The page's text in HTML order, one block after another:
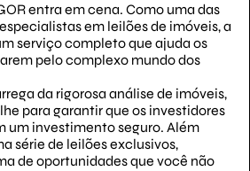
entra em cena. Como uma das
em leilões de imóveis, a
serviço completo que ajuda os
pelo complexo mundo dos
da rigorosa análise de imóveis,
para garantir que os investidores
um investimento seguro. Além
série de leilões exclusivos,
de oportunidades que você não